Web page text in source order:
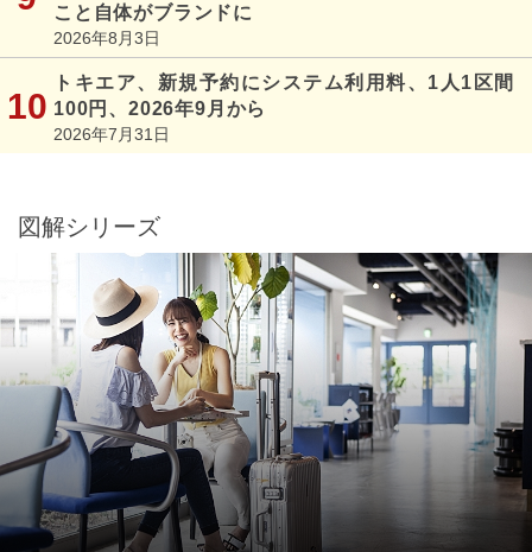
こと自体がブランドに
2026年8月3日
トキエア、新規予約にシステム利用料、1人1区間
100円、2026年9月から
2026年7月31日
図解シリーズ